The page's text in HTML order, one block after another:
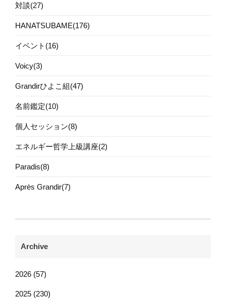
対談(27)
HANATSUBAME(176)
イベント(16)
Voicy(3)
Grandirひよこ組(47)
名前鑑定(10)
個人セッション(8)
エネルギー哲学上級講座(2)
Paradis(8)
Après Grandir(7)
Archive
2026 (57)
2025 (230)